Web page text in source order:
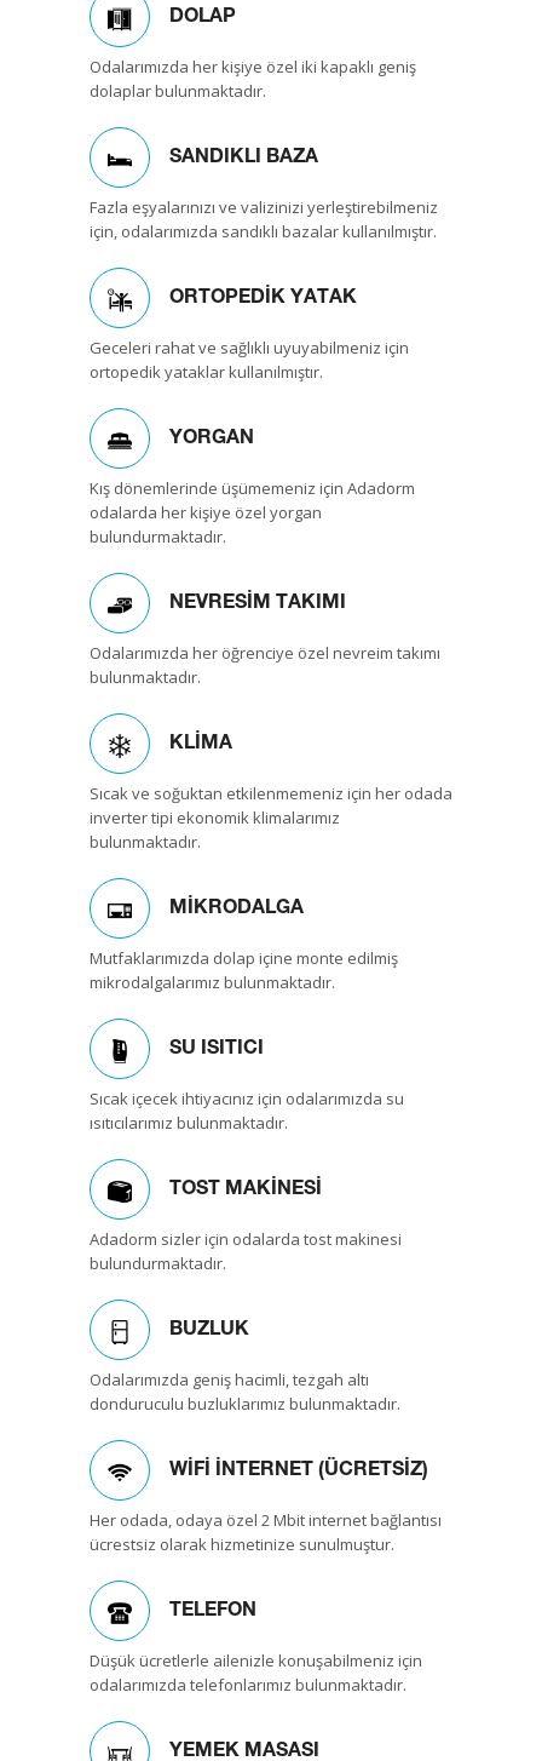
DOLAP
Odalarımızda her kişiye özel iki kapaklı geniş
dolaplar bulunmaktadır.
SANDIKLI BAZA
Fazla eşyalarınızı ve valizinizi yerleştirebilmeniz
için, odalarımızda sandıklı bazalar kullanılmıştır.
ORTOPEDİK YATAK
Geceleri rahat ve sağlıklı uyuyabilmeniz için
ortopedik yataklar kullanılmıştır.
YORGAN
Kış dönemlerinde üşümemeniz için Adadorm
odalarda her kişiye özel yorgan
bulundurmaktadır.
NEVRESİM TAKIMI
Odalarımızda her öğrenciye özel nevreim takımı
bulunmaktadır.
KLİMA
Sıcak ve soğuktan etkilenmemeniz için her odada
inverter tipi ekonomik klimalarımız
bulunmaktadır.
MİKRODALGA
Mutfaklarımızda dolap içine monte edilmiş
mikrodalgalarımız bulunmaktadır.
SU ISITICI
Sıcak içecek ihtiyacınız için odalarımızda su
ısıtıcılarımız bulunmaktadır.
TOST MAKİNESİ
Adadorm sizler için odalarda tost makinesi
bulundurmaktadır.
BUZLUK
Odalarımızda geniş hacimli, tezgah altı
donduruculu buzluklarımız bulunmaktadır.
WİFİ İNTERNET (ÜCRETSİZ)
Her odada, odaya özel 2 Mbit internet bağlantısı
ücrestsiz olarak hizmetinize sunulmuştur.
TELEFON
Düşük ücretlerle ailenizle konuşabilmeniz için
odalarımızda telefonlarımız bulunmaktadır.
YEMEK MASASI